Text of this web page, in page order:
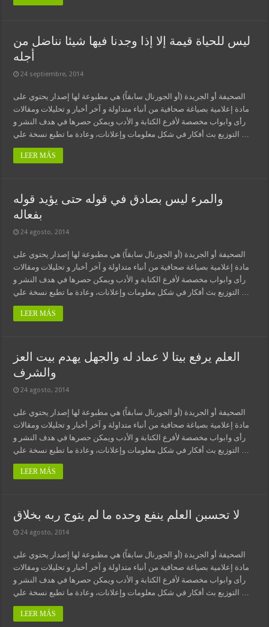
ليس للحياة قيمة إلا إذا وجدنا فيها شيئا نناضل من
أجله
24 septiembre, 2014
الصحيفة أو الجريدة (أو الجورنال سابقاً) هي مطبوعة لها إصدار يحتوي على
مادة إعلامية بصياغة صحافية من أنباء متداولة و آخر أخبار و تحليلات ومقالات
رأى وابواب مخصصة لأفرع الكتابة و الأدب ويمكن حصرها في هدف النشر و
التوزيع بث أفكار في شكل معلومات وإعلانات، وعادة ما تطبع نسخة علي …
LEER MÁS
والمرء ليس بصادق في قوله حتى يؤيد قوله
بفعاله
24 agosto, 2014
الصحيفة أو الجريدة (أو الجورنال سابقاً) هي مطبوعة لها إصدار يحتوي على
مادة إعلامية بصياغة صحافية من أنباء متداولة و آخر أخبار و تحليلات ومقالات
رأى وابواب مخصصة لأفرع الكتابة و الأدب ويمكن حصرها في هدف النشر و
التوزيع بث أفكار في شكل معلومات وإعلانات، وعادة ما تطبع نسخة علي …
LEER MÁS
العلم يرفع بيتا لا عماد له والجهل يهدم بيت العز
والشرف
24 agosto, 2014
الصحيفة أو الجريدة (أو الجورنال سابقاً) هي مطبوعة لها إصدار يحتوي على
مادة إعلامية بصياغة صحافية من أنباء متداولة و آخر أخبار و تحليلات ومقالات
رأى وابواب مخصصة لأفرع الكتابة و الأدب ويمكن حصرها في هدف النشر و
التوزيع بث أفكار في شكل معلومات وإعلانات، وعادة ما تطبع نسخة علي …
LEER MÁS
لا تحسبن العلم ينفع وحده ما لم يتوج ربه بخلاق
24 agosto, 2014
الصحيفة أو الجريدة (أو الجورنال سابقاً) هي مطبوعة لها إصدار يحتوي على
مادة إعلامية بصياغة صحافية من أنباء متداولة و آخر أخبار و تحليلات ومقالات
رأى وابواب مخصصة لأفرع الكتابة و الأدب ويمكن حصرها في هدف النشر و
التوزيع بث أفكار في شكل معلومات وإعلانات، وعادة ما تطبع نسخة علي …
LEER MÁS